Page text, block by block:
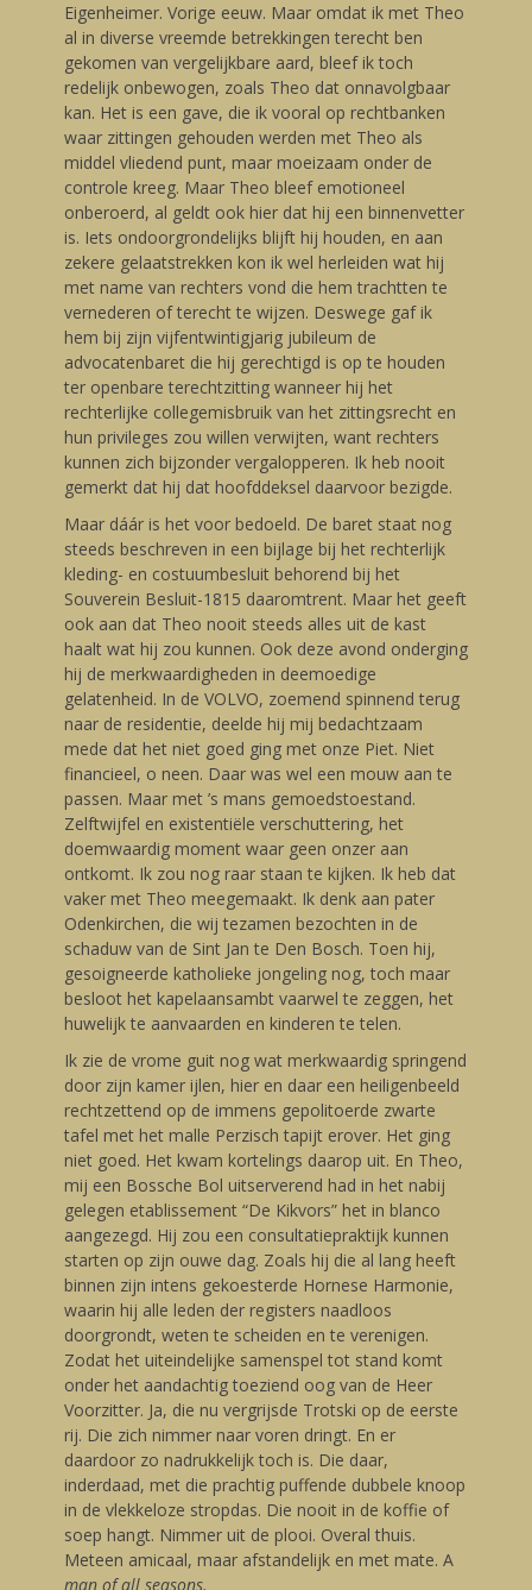
Eigenheimer. Vorige eeuw. Maar omdat ik met Theo
al in diverse vreemde betrekkingen terecht ben
gekomen van vergelijkbare aard, bleef ik toch
redelijk onbewogen, zoals Theo dat onnavolgbaar
kan. Het is een gave, die ik vooral op rechtbanken
waar zittingen gehouden werden met Theo als
middel vliedend punt, maar moeizaam onder de
controle kreeg. Maar Theo bleef emotioneel
onberoerd, al geldt ook hier dat hij een binnenvetter
is. Iets ondoorgrondelijks blijft hij houden, en aan
zekere gelaatstrekken kon ik wel herleiden wat hij
met name van rechters vond die hem trachtten te
vernederen of terecht te wijzen. Deswege gaf ik
hem bij zijn vijfentwintigjarig jubileum de
advocatenbaret die hij gerechtigd is op te houden
ter openbare terechtzitting wanneer hij het
rechterlijke collegemisbruik van het zittingsrecht en
hun privileges zou willen verwijten, want rechters
kunnen zich bijzonder vergalopperen. Ik heb nooit
gemerkt dat hij dat hoofddeksel daarvoor bezigde.
Maar dáár is het voor bedoeld. De baret staat nog
steeds beschreven in een bijlage bij het rechterlijk
kleding- en costuumbesluit behorend bij het
Souverein Besluit-1815 daaromtrent. Maar het geeft
ook aan dat Theo nooit steeds alles uit de kast
haalt wat hij zou kunnen. Ook deze avond onderging
hij de merkwaardigheden in deemoedige
gelatenheid. In de VOLVO, zoemend spinnend terug
naar de residentie, deelde hij mij bedachtzaam
mede dat het niet goed ging met onze Piet. Niet
financieel, o neen. Daar was wel een mouw aan te
passen. Maar met ’s mans gemoedstoestand.
Zelftwijfel en existentiële verschuttering, het
doemwaardig moment waar geen onzer aan
ontkomt. Ik zou nog raar staan te kijken. Ik heb dat
vaker met Theo meegemaakt. Ik denk aan pater
Odenkirchen, die wij tezamen bezochten in de
schaduw van de Sint Jan te Den Bosch. Toen hij,
gesoigneerde katholieke jongeling nog, toch maar
besloot het kapelaansambt vaarwel te zeggen, het
huwelijk te aanvaarden en kinderen te telen.
Ik zie de vrome guit nog wat merkwaardig springend
door zijn kamer ijlen, hier en daar een heiligenbeeld
rechtzettend op de immens gepolitoerde zwarte
tafel met het malle Perzisch tapijt erover. Het ging
niet goed. Het kwam kortelings daarop uit. En Theo,
mij een Bossche Bol uitserverend had in het nabij
gelegen etablissement “De Kikvors” het in blanco
aangezegd. Hij zou een consultatiepraktijk kunnen
starten op zijn ouwe dag. Zoals hij die al lang heeft
binnen zijn intens gekoesterde Hornese Harmonie,
waarin hij alle leden der registers naadloos
doorgrondt, weten te scheiden en te verenigen.
Zodat het uiteindelijke samenspel tot stand komt
onder het aandachtig toeziend oog van de Heer
Voorzitter. Ja, die nu vergrijsde Trotski op de eerste
rij. Die zich nimmer naar voren dringt. En er
daardoor zo nadrukkelijk toch is. Die daar,
inderdaad, met die prachtig puffende dubbele knoop
in de vlekkeloze stropdas. Die nooit in de koffie of
soep hangt. Nimmer uit de plooi. Overal thuis.
Meteen amicaal, maar afstandelijk en met mate. A
man of all seasons.